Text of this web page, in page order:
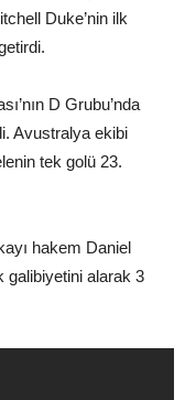
Duke’nin ilk
D Grubu’nda
Avustralya ekibi
tek golü 23.
hakem Daniel
galibiyetini alarak 3